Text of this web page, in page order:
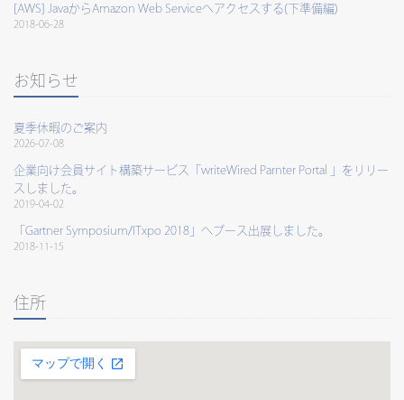
[AWS] JavaからAmazon Web Serviceへアクセスする(下準備編)
2018-06-28
お知らせ
夏季休暇のご案内
2026-07-08
企業向け会員サイト構築サービス「writeWired Parnter Portal 」をリリー
スしました。
2019-04-02
「Gartner Symposium/ITxpo 2018」へブース出展しました。
2018-11-15
住所